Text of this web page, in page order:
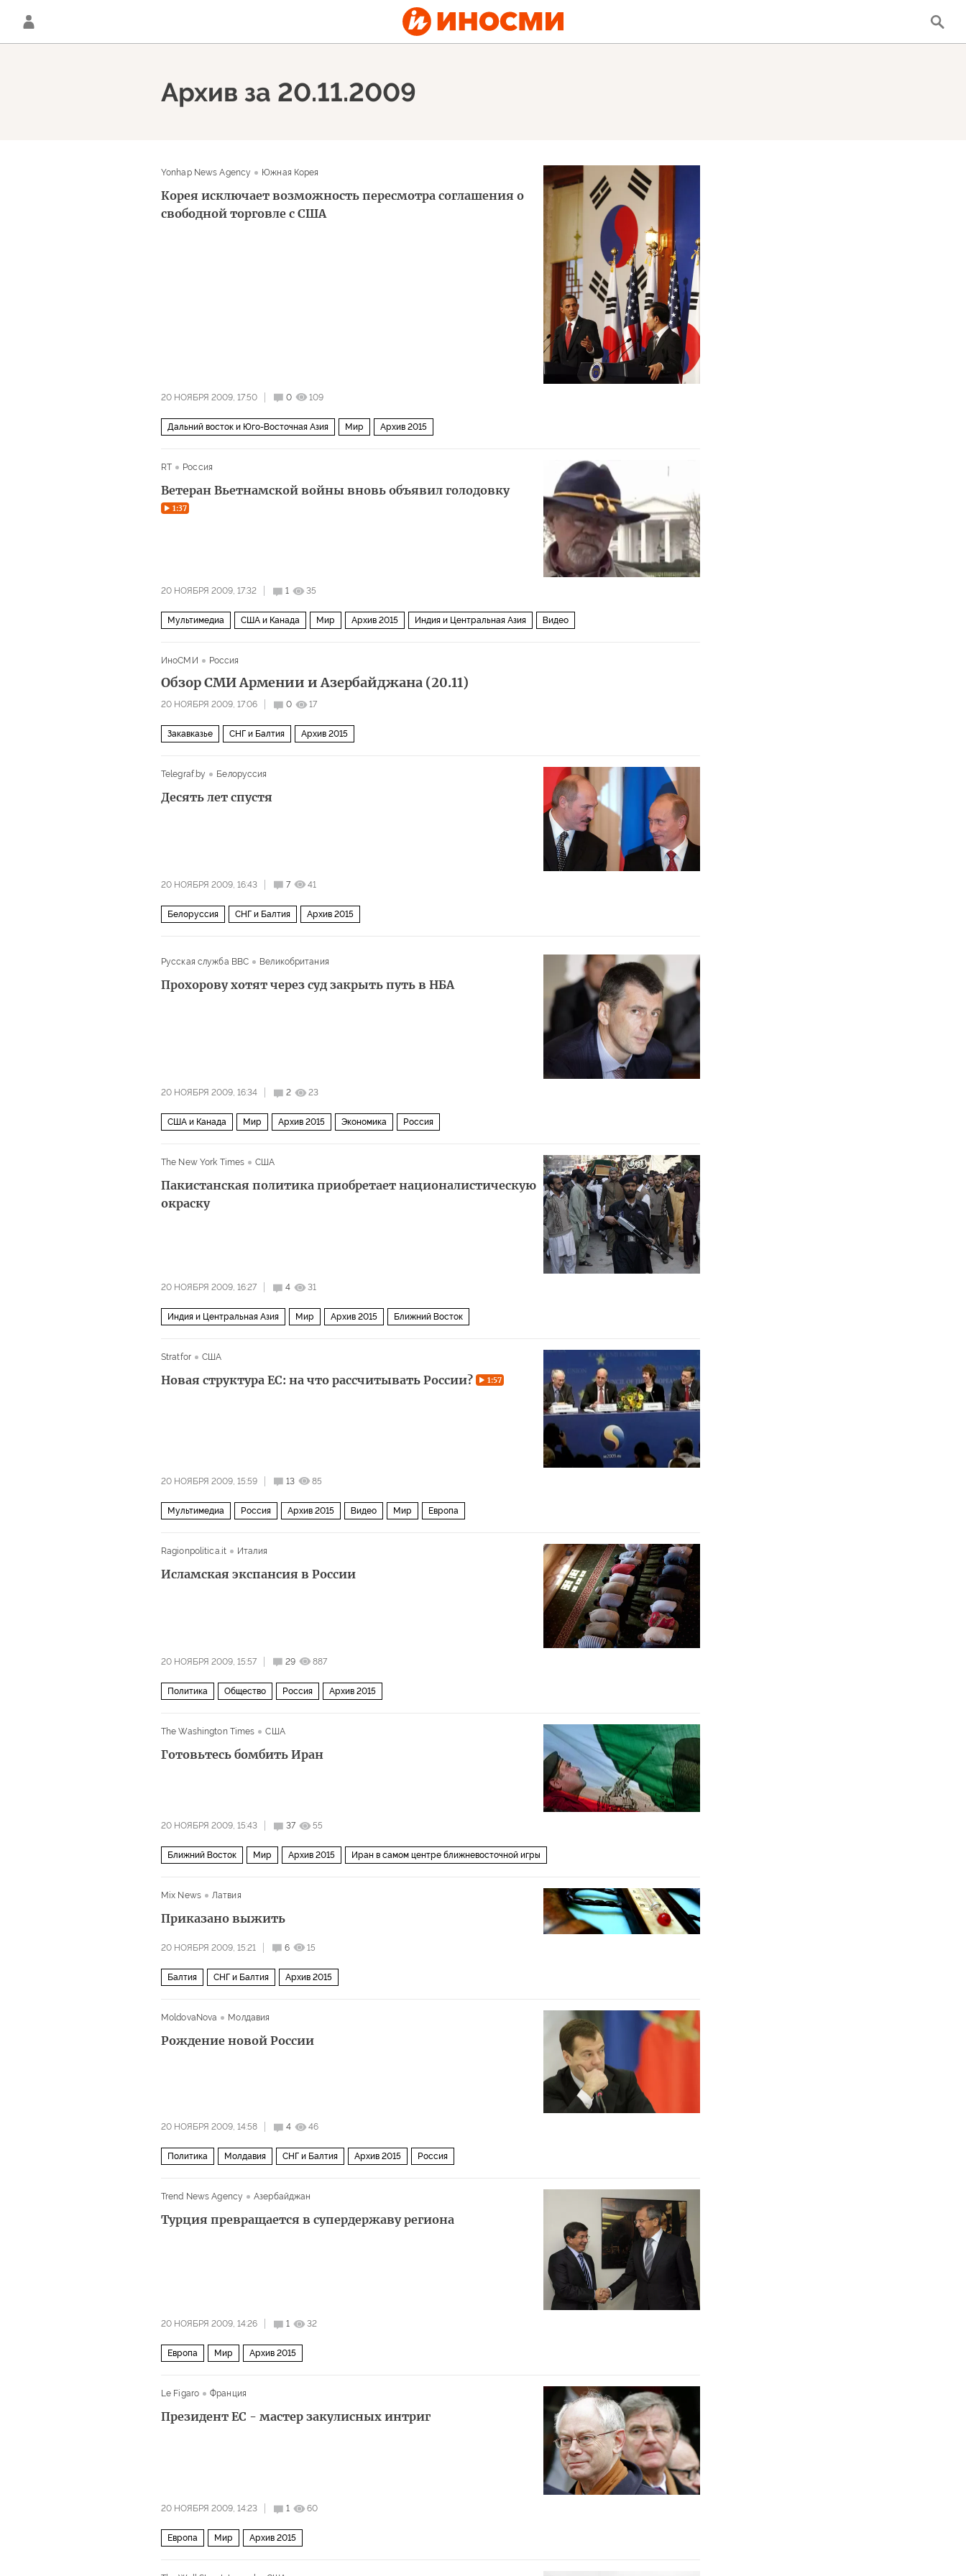
Архив за 20.11.2009
Yonhap News Agency Южная Корея
Корея исключает возможность пересмотра соглашения о
свободной торговле с США
20 НОЯБРЯ 2009, 17:50 0 109
Дальний восток и Юго-Восточная Азия Мир Архив 2015
RT Россия
Ветеран Вьетнамской войны вновь объявил голодовку
1:37
20 НОЯБРЯ 2009, 17:32 1 35
Мультимедиа США и Канада Мир Архив 2015 Индия и Центральная Азия Видео
ИноСМИ Россия
Обзор СМИ Армении и Азербайджана (20.11)
20 НОЯБРЯ 2009, 17:06 0 17
Закавказье СНГ и Балтия Архив 2015
Telegraf.by Белоруссия
Десять лет спустя
20 НОЯБРЯ 2009, 16:43 7 41
Белоруссия СНГ и Балтия Архив 2015
Русская служба BBC Великобритания
Прохорову хотят через суд закрыть путь в НБА
20 НОЯБРЯ 2009, 16:34 2 23
США и Канада Мир Архив 2015 Экономика Россия
The New York Times США
Пакистанская политика приобретает националистическую
окраску
20 НОЯБРЯ 2009, 16:27 4 31
Индия и Центральная Азия Мир Архив 2015 Ближний Восток
Stratfor США
Новая структура ЕС: на что рассчитывать России? 1:57
20 НОЯБРЯ 2009, 15:59 13 85
Мультимедиа Россия Архив 2015 Видео Мир Европа
Ragionpolitica.it Италия
Исламская экспансия в России
20 НОЯБРЯ 2009, 15:57 29 887
Политика Общество Россия Архив 2015
The Washington Times США
Готовьтесь бомбить Иран
20 НОЯБРЯ 2009, 15:43 37 55
Ближний Восток Мир Архив 2015 Иран в самом центре ближневосточной игры
Mix News Латвия
Приказано выжить
20 НОЯБРЯ 2009, 15:21 6 15
Балтия СНГ и Балтия Архив 2015
MoldovaNova Молдавия
Рождение новой России
20 НОЯБРЯ 2009, 14:58 4 46
Политика Молдавия СНГ и Балтия Архив 2015 Россия
Trend News Agency Азербайджан
Турция превращается в супердержаву региона
20 НОЯБРЯ 2009, 14:26 1 32
Европа Мир Архив 2015
Le Figaro Франция
Президент ЕС - мастер закулисных интриг
20 НОЯБРЯ 2009, 14:23 1 60
Европа Мир Архив 2015